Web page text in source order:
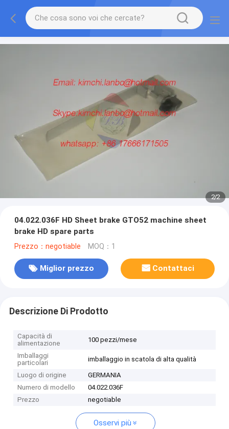
2/2
04.022.036F HD Sheet brake GTO52 machine sheet
brake HD spare parts
Prezzo：negotiable MOQ：1
Miglior prezzo Contattaci
Descrizione Di Prodotto
Capacità di
alimentazione
100 pezzi/mese
Imballaggi
particolari
imballaggio in scatola di alta qualità
Luogo di origine
GERMANIA
Numero di modello
04.022.036F
Prezzo
negotiable
Osservi più